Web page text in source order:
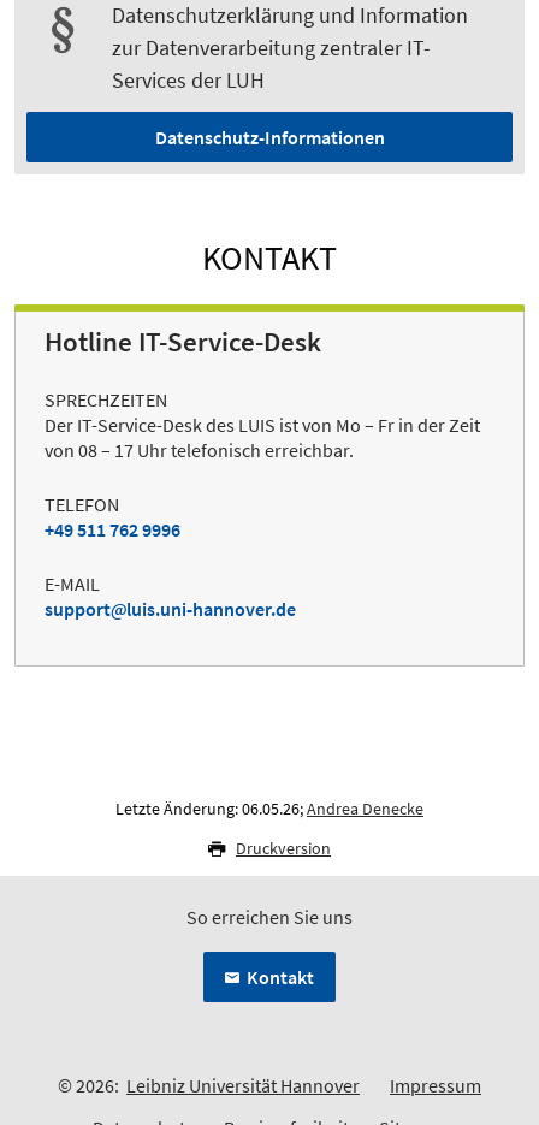
Datenschutzerklärung und Information
zur Datenverarbeitung zentraler IT-
Services der LUH
Datenschutz-Informationen
KONTAKT
Hotline IT-Service-Desk
SPRECHZEITEN
Der IT-Service-Desk des LUIS ist von Mo – Fr in der Zeit
von 08 – 17 Uhr telefonisch erreichbar.
TELEFON
+49 511 762 9996
E-MAIL
support
luis.uni-hannover.de
Letzte Änderung: 06.05.26;Andrea Denecke
Druckversion
So erreichen Sie uns
Kontakt
© 2026: Leibniz Universität Hannover
Impressum